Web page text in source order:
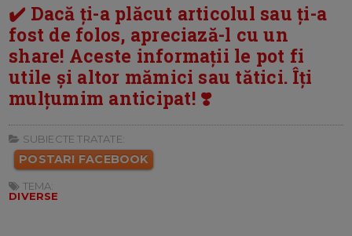
✔️ Dacă ți-a plăcut articolul sau ți-a
fost de folos, apreciază-l cu un
share! Aceste informații le pot fi
utile și altor mămici sau tătici. Îți
mulțumim anticipat! ❣️
SUBIECTE TRATATE:
POSTARI FACEBOOK
TEMA:
DIVERSE